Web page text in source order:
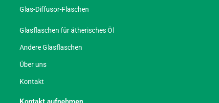
Glas-Diffusor-Flaschen
Glasflaschen für ätherisches Öl
Andere Glasflaschen
Über uns
Kontakt